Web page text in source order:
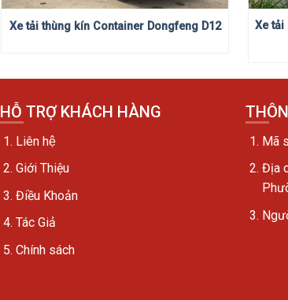
Xe tải thùng kín Container Dongfeng D12
Xe tải
HỖ TRỢ KHÁCH HÀNG
Liên hệ
Giới Thiệu
Điều Khoản
Tác Giả
Chính sách
Mã
Địa